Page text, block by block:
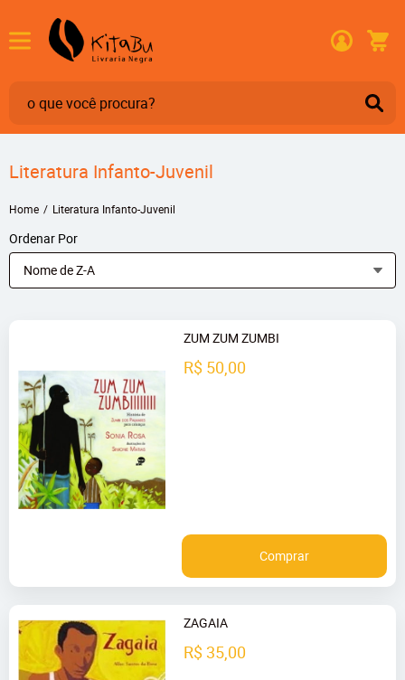
Literatura Infanto-Juvenil
Home Literatura Infanto-Juvenil
Ordenar Por
Nome de Z-A
ZUM ZUM ZUMBI
R$ 50,00
Comprar
ZAGAIA
R$ 35,00